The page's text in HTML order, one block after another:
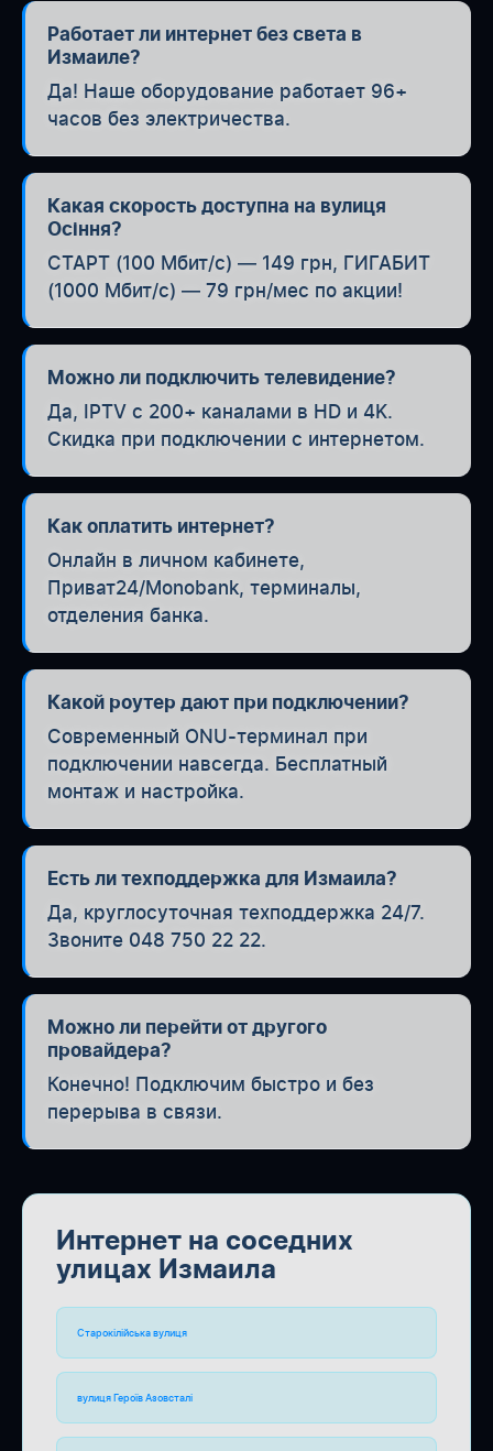
Работает ли интернет без света в
Измаиле?
Да! Наше оборудование работает 96+
часов без электричества.
Какая скорость доступна на вулиця
Осіння?
СТАРТ (100 Мбит/с) — 149 грн, ГИГАБИТ
(1000 Мбит/с) — 79 грн/мес по акции!
Можно ли подключить телевидение?
Да, IPTV с 200+ каналами в HD и 4K.
Скидка при подключении с интернетом.
Как оплатить интернет?
Онлайн в личном кабинете,
Приват24/Monobank, терминалы,
отделения банка.
Какой роутер дают при подключении?
Современный ONU-терминал при
подключении навсегда. Бесплатный
монтаж и настройка.
Есть ли техподдержка для Измаила?
Да, круглосуточная техподдержка 24/7.
Звоните 048 750 22 22.
Можно ли перейти от другого
провайдера?
Конечно! Подключим быстро и без
перерыва в связи.
Интернет на соседних
улицах Измаила
Старокілійська вулиця
вулиця Героїв Азовсталі